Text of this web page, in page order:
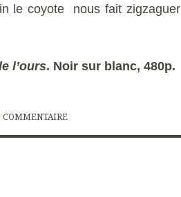
le coyote nous fait zigzaguer
l’ours. Noir sur blanc, 480p.
COMMENTAIRE